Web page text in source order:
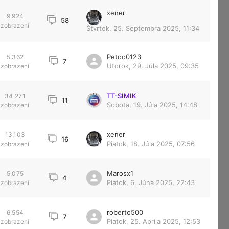
9,924
zobrazení
58
xener
Štvrtok, 25. Septembra 2025, 11:34
5,362
zobrazení
7
Petoo0123
Utorok, 29. Júla 2025, 09:35
34,271
zobrazení
11
TT-SIMIK
Sobota, 19. Júla 2025, 14:48
13,103
zobrazení
16
xener
Piatok, 18. Júla 2025, 07:56
5,075
zobrazení
4
Marosx1
Piatok, 6. Júna 2025, 22:43
6,554
zobrazení
7
roberto500
Piatok, 25. Apríla 2025, 12:53